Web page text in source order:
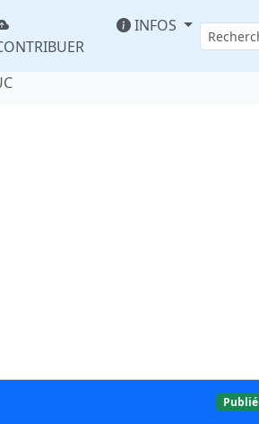
INFOS
Publié